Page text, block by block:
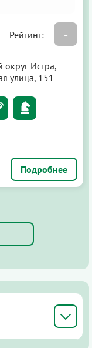
Рейтинг: -
округ Истра,
улица, 151
Подробнее